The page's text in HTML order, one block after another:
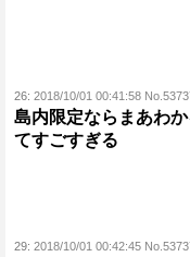
26: 2018/10/01 00:41:58
島内限定ならまあわ
てすごすぎる
29: 2018/10/01 00:42:45